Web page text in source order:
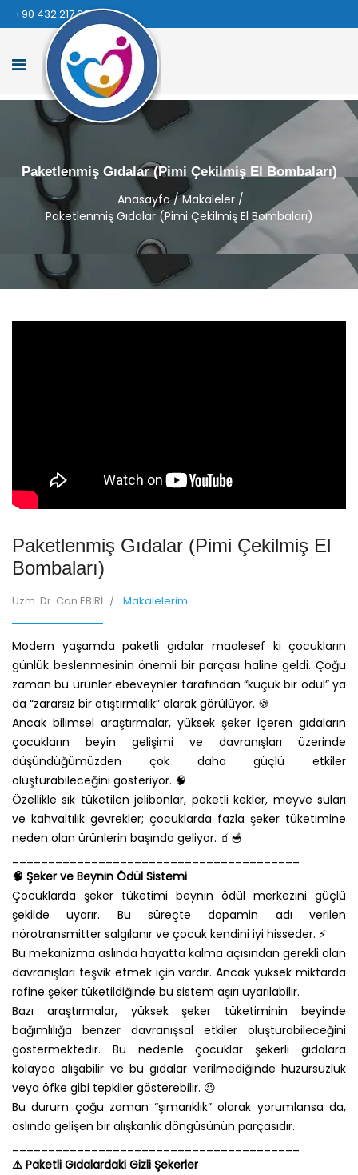
+90 432 217 66 66
Paketlenmiş Gıdalar (Pimi Çekilmiş El Bombaları)
Anasayfa / Makaleler /
Paketlenmiş Gıdalar (Pimi Çekilmiş El Bombaları)
Paketlenmiş Gıdalar (Pimi Çekilmiş El
Bombaları)
Uzm. Dr. Can EBİRİ Makalelerim
Modern yaşamda paketli gıdalar maalesef ki çocukların
günlük beslenmesinin önemli bir parçası haline geldi. Çoğu
zaman bu ürünler ebeveynler tarafından “küçük bir ödül” ya
da “zararsız bir atıştırmalık” olarak görülüyor. 🍪
Ancak bilimsel araştırmalar, yüksek şeker içeren gıdaların
çocukların beyin gelişimi ve davranışları üzerinde
düşündüğümüzden çok daha güçlü etkiler
oluşturabileceğini gösteriyor. 🧠
Özellikle sık tüketilen jelibonlar, paketli kekler, meyve suları
ve kahvaltılık gevrekler; çocuklarda fazla şeker tüketimine
neden olan ürünlerin başında geliyor. 🧃🥣
🧠 Şeker ve Beynin Ödül Sistemi
Çocuklarda şeker tüketimi beynin ödül merkezini güçlü
şekilde uyarır. Bu süreçte dopamin adı verilen
nörotransmitter salgılanır ve çocuk kendini iyi hisseder. ⚡
Bu mekanizma aslında hayatta kalma açısından gerekli olan
davranışları teşvik etmek için vardır. Ancak yüksek miktarda
rafine şeker tüketildiğinde bu sistem aşırı uyarılabilir.
Bazı araştırmalar, yüksek şeker tüketiminin beyinde
bağımlılığa benzer davranışsal etkiler oluşturabileceğini
göstermektedir. Bu nedenle çocuklar şekerli gıdalara
kolayca alışabilir ve bu gıdalar verilmediğinde huzursuzluk
veya öfke gibi tepkiler gösterebilir. 😣
Bu durum çoğu zaman “şımarıklık” olarak yorumlansa da,
aslında gelişen bir alışkanlık döngüsünün parçasıdır.
⚠️ Paketli Gıdalardaki Gizli Şekerler